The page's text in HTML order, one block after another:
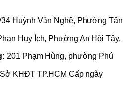
34 Huỳnh Văn Nghệ, Phường Tân
Huy Ích, Phường An Hội Tây,
201 Phạm Hùng, phường Phú
KHĐT TP.HCM Cấp ngày